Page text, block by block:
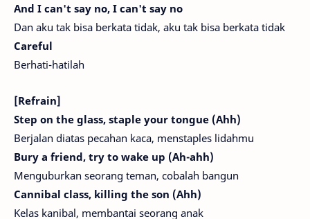
And I can't say no, I can't say no
Dan aku tak bisa berkata tidak, aku tak bisa berkata tidak
Careful
Berhati-hatilah
[Refrain]
Step on the glass, staple your tongue (Ahh)
Berjalan diatas pecahan kaca, menstaples lidahmu
Bury a friend, try to wake up (Ah-ahh)
Menguburkan seorang teman, cobalah bangun
Cannibal class, killing the son (Ahh)
Kelas kanibal, membantai seorang anak